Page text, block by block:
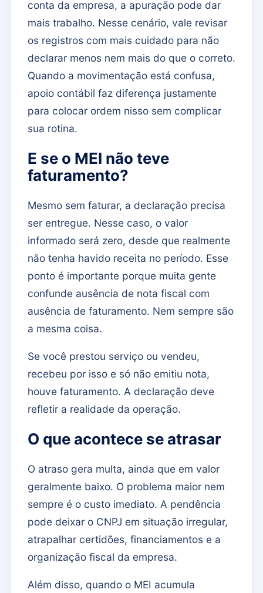
conta da empresa, a apuração pode dar
mais trabalho. Nesse cenário, vale revisar
os registros com mais cuidado para não
declarar menos nem mais do que o correto.
Quando a movimentação está confusa,
apoio contábil faz diferença justamente
para colocar ordem nisso sem complicar
sua rotina.
E se o MEI não teve
faturamento?
Mesmo sem faturar, a declaração precisa
ser entregue. Nesse caso, o valor
informado será zero, desde que realmente
não tenha havido receita no período. Esse
ponto é importante porque muita gente
confunde ausência de nota fiscal com
ausência de faturamento. Nem sempre são
a mesma coisa.
Se você prestou serviço ou vendeu,
recebeu por isso e só não emitiu nota,
houve faturamento. A declaração deve
refletir a realidade da operação.
O que acontece se atrasar
O atraso gera multa, ainda que em valor
geralmente baixo. O problema maior nem
sempre é o custo imediato. A pendência
pode deixar o CNPJ em situação irregular,
atrapalhar certidões, financiamentos e a
organização fiscal da empresa.
Além disso, quando o MEI acumula